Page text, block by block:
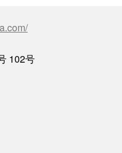
102号